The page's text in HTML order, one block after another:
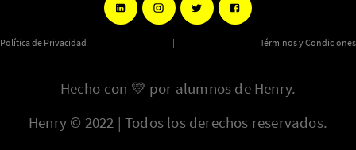
Política de Privacidad | Términos y Condiciones
Hecho con 💛 por alumnos de Henry.
Henry © 2022 | Todos los derechos reservados.